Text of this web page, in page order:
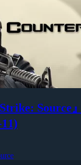
Strike: Source